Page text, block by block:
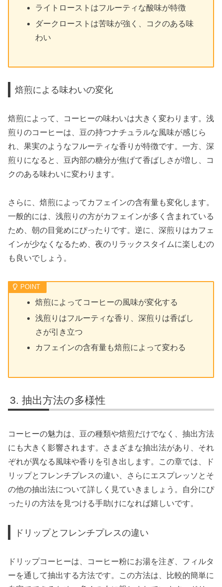
ライトローストはフルーティな酸味が特徴
ダークローストは苦味が強く、コクのある味
わい
焙煎による味わいの変化
焙煎によって、コーヒーの味わいは大きく変わります。浅
煎りのコーヒーは、豆の持つナチュラルな風味が感じら
れ、果実のようなフルーティな香りが特徴です。一方、深
煎りになると、豆内部の糖分が焦げて香ばしさが増し、コ
クのある味わいに変わります。
さらに、焙煎によってカフェインの含有量も変化します。
一般的には、浅煎りの方がカフェインが多く含まれている
ため、朝の目覚めにぴったりです。逆に、深煎りはカフェ
インが少なくなるため、夜のリラックスタイムに楽しむの
も良いでしょう。
焙煎によってコーヒーの風味が変化する
浅煎りはフルーティな香り、深煎りは香ばし
さが引き立つ
カフェインの含有量も焙煎によって変わる
抽出方法の多様性
コーヒーの魅力は、豆の種類や焙煎だけでなく、抽出方法
にも大きく影響されます。さまざまな抽出法があり、それ
ぞれが異なる風味や香りを引き出します。この章では、ド
リップとフレンチプレスの違い、さらにエスプレッソとそ
の他の抽出法について詳しく見ていきましょう。自分にぴ
ったりの方法を見つける手助けになれば嬉しいです。
ドリップとフレンチプレスの違い
ドリップコーヒーは、コーヒー粉にお湯を注ぎ、フィルタ
ーを通して抽出する方法です。この方法は、比較的簡単に